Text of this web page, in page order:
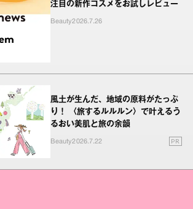
注目の新作コスメをお試しレビュー
Beauty2026.7.26
風土が生んだ、地域の原料がたっぷ
り！ 〈旅するルルルン〉で叶えるう
るおい美肌と旅の余韻
Beauty2026.7.22 PR